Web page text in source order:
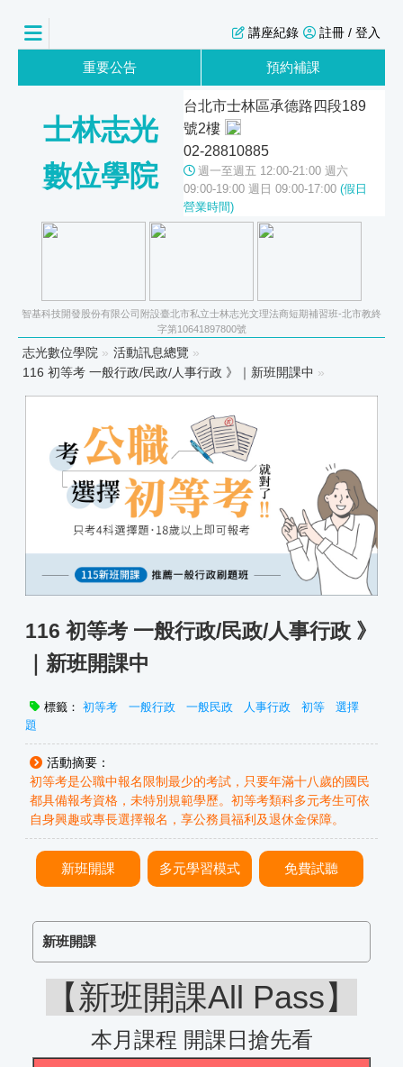
註冊 / 登入
講座紀錄
重要公告 預約補課
士林志光
數位學院
台北市士林區承德路四段189
號2樓
02-28810885
週一至週五 12:00-21:00 週六
09:00-19:00 週日 09:00-17:00 (假日
營業時間)
智基科技開發股份有限公司附設臺北市私立士林志光文理法商短期補習班-北市教終
字第10641897800號
志光數位學院 » 活動訊息總覽 »
116 初等考 一般行政/民政/人事行政 》｜新班開課中 »
116 初等考 一般行政/民政/人事行政 》
｜新班開課中
標籤：初等考 一般行政 一般民政 人事行政 初等
選擇
題
活動摘要：
初等考是公職中報名限制最少的考試，只要年滿十八歲的國民
都具備報考資格，未特別規範學歷。初等考類科多元考生可依
自身興趣或專長選擇報名，享公務員福利及退休金保障。
新班開課 多元學習模式 免費試聽
新班開課
【新班開課All Pass】
本月課程 開課日搶先看